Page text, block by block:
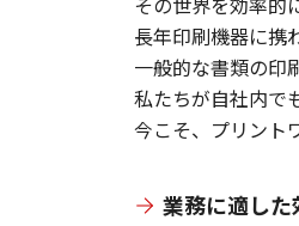
長年印刷機器に携
一般的な書類の印
私たちが自社内で
今こそ、プリント
業務に適し